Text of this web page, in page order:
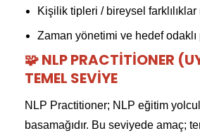
Kişilik tipleri / bireysel
Zaman yönetimi ve hedef
🧩 NLP PRACTITIONER
TEMEL SEVIYE
NLP Practitioner; NLP eğitim
basamağıdır. Bu seviyede amaç;